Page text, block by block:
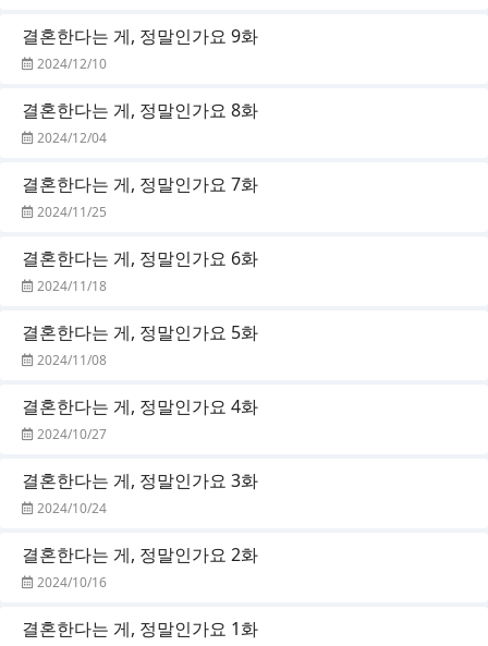
결혼한다는 게, 정말인가요 9화
2024/12/10
결혼한다는 게, 정말인가요 8화
2024/12/04
결혼한다는 게, 정말인가요 7화
2024/11/25
결혼한다는 게, 정말인가요 6화
2024/11/18
결혼한다는 게, 정말인가요 5화
2024/11/08
결혼한다는 게, 정말인가요 4화
2024/10/27
결혼한다는 게, 정말인가요 3화
2024/10/24
결혼한다는 게, 정말인가요 2화
2024/10/16
결혼한다는 게, 정말인가요 1화